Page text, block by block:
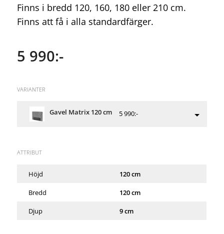
Finns i bredd 120, 160, 180 eller 210 cm.
Finns att få i alla standardfärger.
5 990:-
VARIANTER
Gavel Matrix 120 cm 5 990:-
ATTRIBUT
Höjd 120 cm
Bredd 120 cm
Djup 9 cm